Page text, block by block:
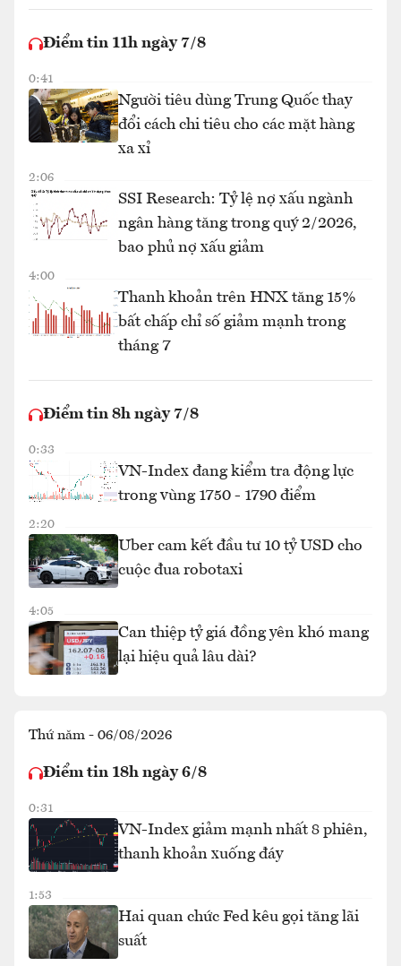
Điểm tin 11h ngày 7/8
0:41
Người tiêu dùng Trung Quốc thay
đổi cách chi tiêu cho các mặt hàng
xa xỉ
2:06
SSI Research: Tỷ lệ nợ xấu ngành
ngân hàng tăng trong quý 2/2026,
bao phủ nợ xấu giảm
4:00
Thanh khoản trên HNX tăng 15%
bất chấp chỉ số giảm mạnh trong
tháng 7
Điểm tin 8h ngày 7/8
0:33
VN-Index đang kiểm tra động lực
trong vùng 1750 - 1790 điểm
2:20
Uber cam kết đầu tư 10 tỷ USD cho
cuộc đua robotaxi
4:05
Can thiệp tỷ giá đồng yên khó mang
lại hiệu quả lâu dài?
Thứ năm - 06/08/2026
Điểm tin 18h ngày 6/8
0:31
VN-Index giảm mạnh nhất 8 phiên,
thanh khoản xuống đáy
1:53
Hai quan chức Fed kêu gọi tăng lãi
suất